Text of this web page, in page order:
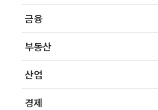
금융
부동산
산업
경제